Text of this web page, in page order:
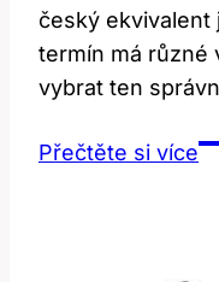
český ekvivalent
termín má různé
vybrat ten
Přečtěte si více